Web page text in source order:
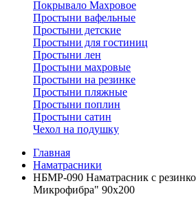
Покрывало Махровое
Простыни вафельные
Простыни детские
Простыни для гостиниц
Простыни лен
Простыни махровые
Простыни на резинке
Простыни пляжные
Простыни поплин
Простыни сатин
Чехол на подушку
Главная
Наматрасники
НБМР-090 Наматрасник с
Микрофибра" 90х200